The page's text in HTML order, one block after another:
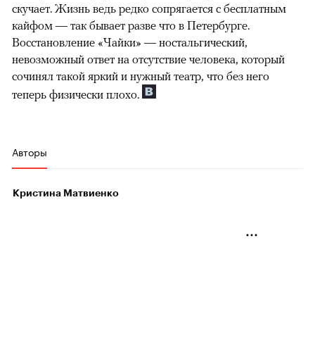
скучает. Жизнь ведь редко сопрягается с бесплатным
кайфом — так бывает разве что в Петербурге.
Восстановление «Чайки» — ностальгический,
невозможный ответ на отсутствие человека, который
сочинял такой яркий и нужный театр, что без него
теперь физически плохо.
Авторы
Кристина Матвиенко